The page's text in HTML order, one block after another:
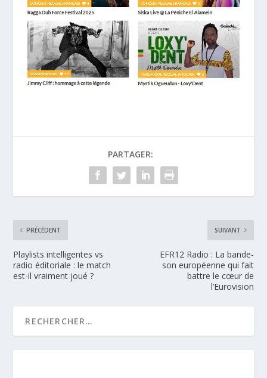
PARTAGER:
PRÉCÉDENT
Playlists intelligentes vs
radio éditoriale : le match
est-il vraiment joué ?
SUIVANT
EFR12 Radio : La bande-
son européenne qui fait
battre le cœur de
l’Eurovision